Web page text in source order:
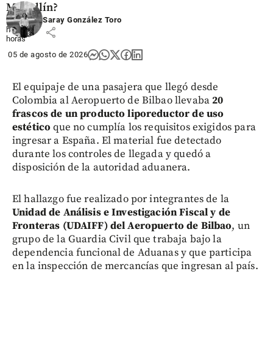
Medellín?
hace 11
horas
share
Saray González Toro
05 de agosto de 2026
El equipaje de una pasajera que llegó desde
Colombia al Aeropuerto de Bilbao llevaba20
frascos de un producto liporeductor de uso
estético que no cumplía los requisitos exigidos para
ingresar a España. El material fue detectado
durante los controles de llegada y quedó a
disposición de la autoridad aduanera.
El hallazgo fue realizado por integrantes de la
Unidad de Análisis e Investigación Fiscal y de
Fronteras (UDAIFF) del Aeropuerto de Bilbao, un
grupo de la Guardia Civil que trabaja bajo la
dependencia funcional de Aduanas y que participa
en la inspección de mercancías que ingresan al país.